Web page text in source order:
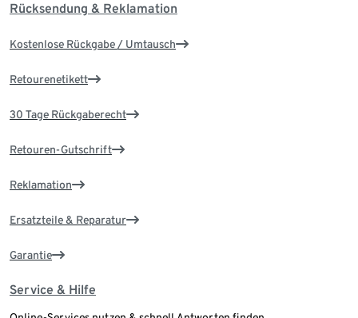
Rücksendung & Reklamation
Kostenlose Rückgabe / Umtausch
Retourenetikett
30 Tage Rückgaberecht
Retouren-Gutschrift
Reklamation
Ersatzteile & Reparatur
Garantie
Service & Hilfe